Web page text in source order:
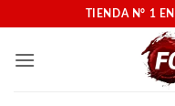
contenido
TIENDA N° 1